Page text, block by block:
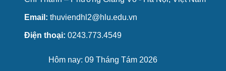
Email: thuviendhl2@hlu.edu.vn
Điện thoại: 0243.773.4549
Hôm nay: 09 Tháng Tám 2026